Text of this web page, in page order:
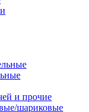
и прочие
шариковые